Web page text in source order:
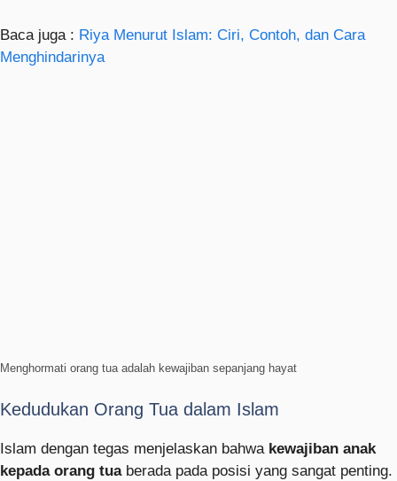
Baca juga : Riya Menurut Islam: Ciri, Contoh, dan Cara
Menghindarinya
Menghormati orang tua adalah kewajiban sepanjang hayat
Kedudukan Orang Tua dalam Islam
Islam dengan tegas menjelaskan bahwa kewajiban anak
kepada orang tuaberada pada posisi yang sangat penting.